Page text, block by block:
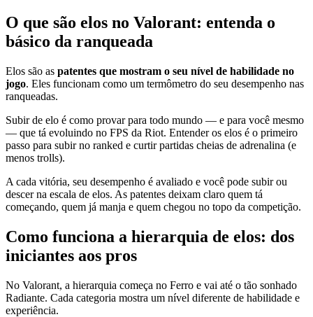
O que são elos no Valorant: entenda o
básico da ranqueada
Elos são as patentes que mostram o seu nível de habilidade no
jogo. Eles funcionam como um termômetro do seu desempenho nas
ranqueadas.
Subir de elo é como provar para todo mundo — e para você mesmo
— que tá evoluindo no FPS da Riot. Entender os elos é o primeiro
passo para subir no ranked e curtir partidas cheias de adrenalina (e
menos trolls).
A cada vitória, seu desempenho é avaliado e você pode subir ou
descer na escala de elos. As patentes deixam claro quem tá
começando, quem já manja e quem chegou no topo da competição.
Como funciona a hierarquia de elos: dos
iniciantes aos pros
No Valorant, a hierarquia começa no Ferro e vai até o tão sonhado
Radiante. Cada categoria mostra um nível diferente de habilidade e
experiência.